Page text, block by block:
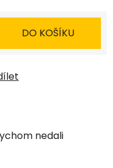
DO KOŠÍKU
nedali